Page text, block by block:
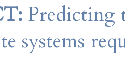
Predicting
systems